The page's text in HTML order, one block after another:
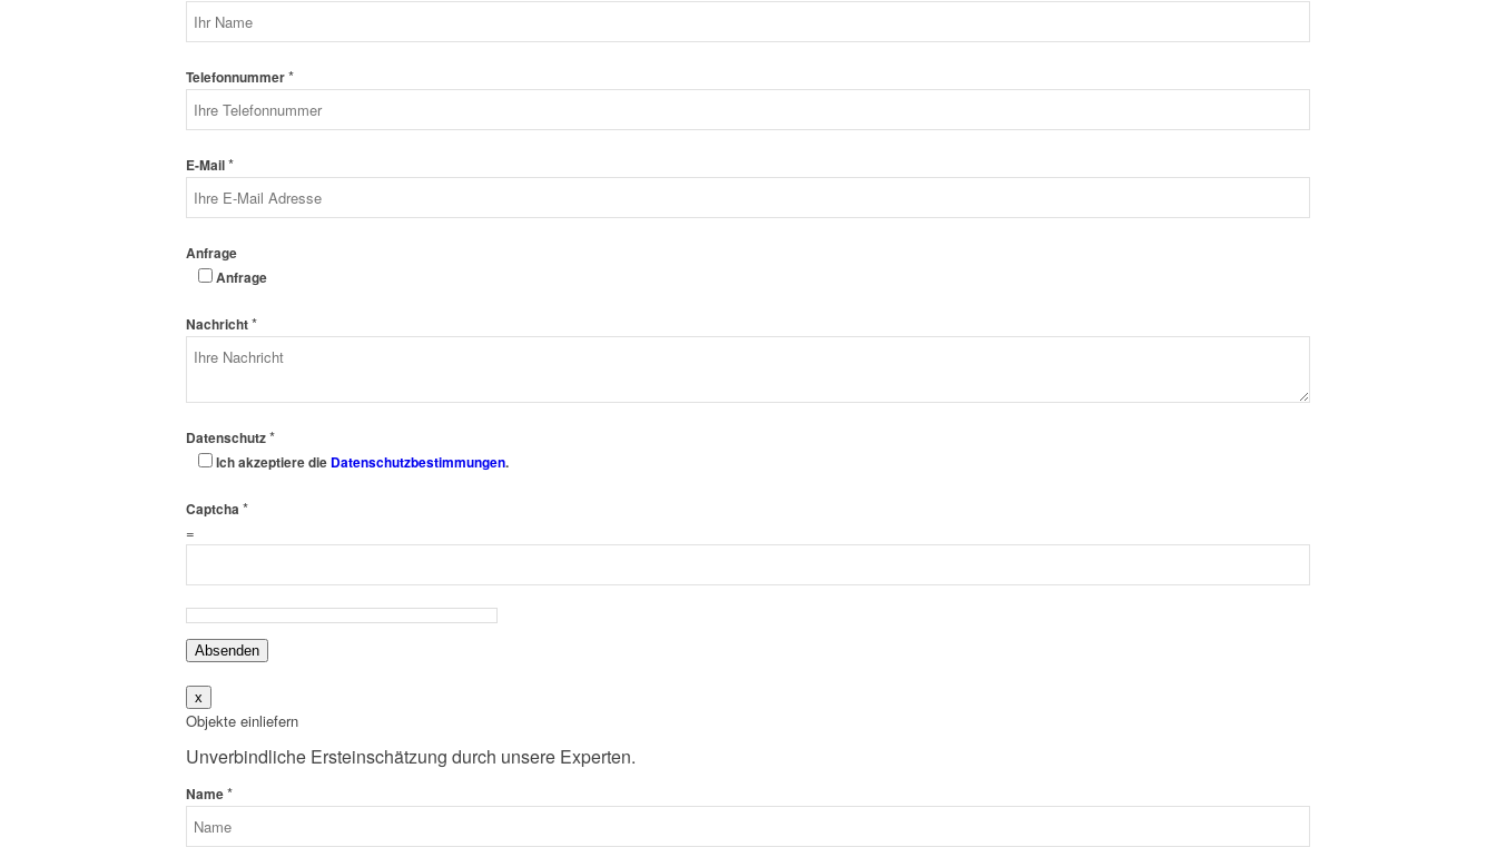
Telefonnummer*
E-Mail*
Anfrage
Anfrage
Nachricht*
Datenschutz*
Ich akzeptiere die Datenschutzbestimmungen.
Captcha *
=
Absenden
x
Objekte einliefern
Unverbindliche Ersteinschätzung durch unsere Experten.
Name*